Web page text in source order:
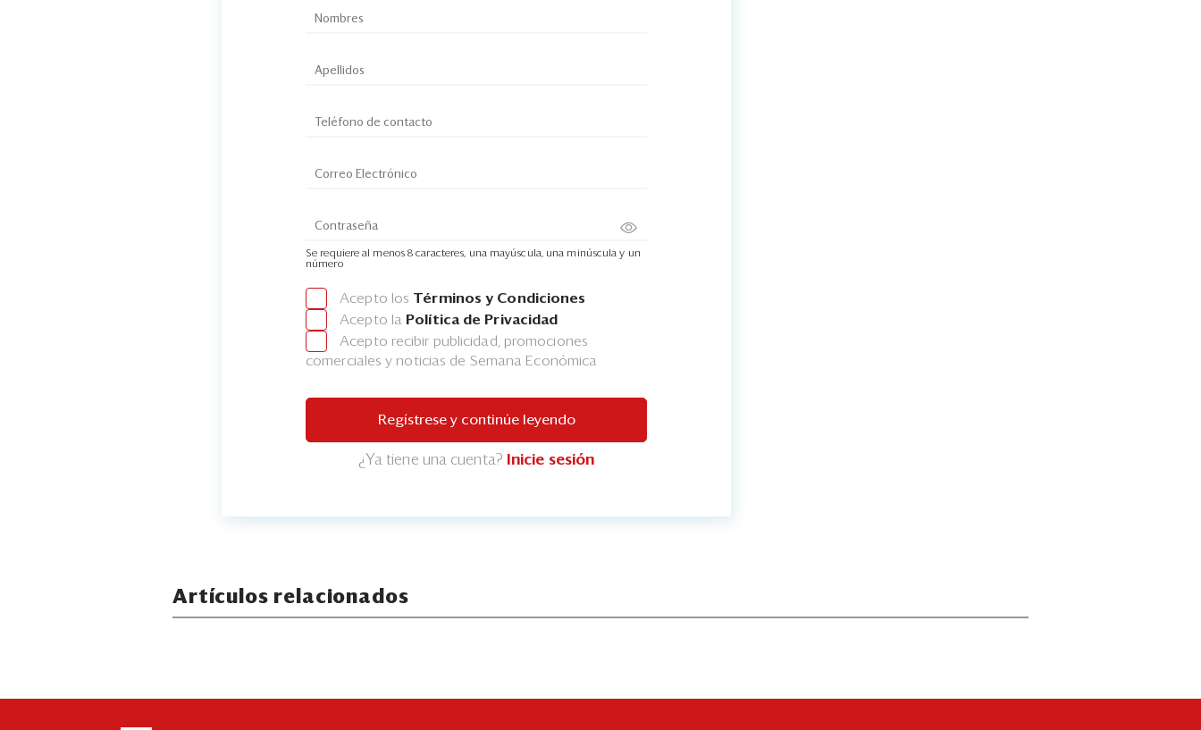
Se requiere al menos 8 caracteres, una mayúscula, una minúscula y un
número
Acepto los Términos y Condiciones
Acepto la Política de Privacidad
Acepto recibir publicidad, promociones
comerciales y noticias de Semana Económica
Regístrese y continúe leyendo
¿Ya tiene una cuenta? Inicie sesión
Artículos relacionados